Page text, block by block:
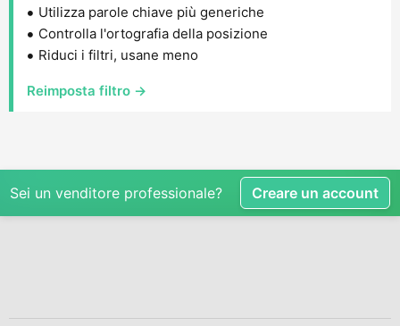
Utilizza parole chiave più generiche
Controlla l'ortografia della posizione
Riduci i filtri, usane meno
Reimposta filtro →
Sei un venditore professionale? Creare un account